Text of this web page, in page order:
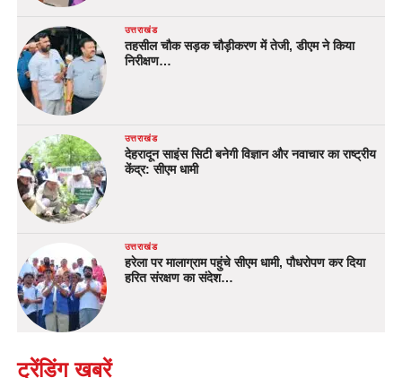
उत्तराखंड
तहसील चौक सड़क चौड़ीकरण में तेजी, डीएम ने किया
निरीक्षण…
उत्तराखंड
देहरादून साइंस सिटी बनेगी विज्ञान और नवाचार का राष्ट्रीय
केंद्र: सीएम धामी
उत्तराखंड
हरेला पर मालाग्राम पहुंचे सीएम धामी, पौधरोपण कर दिया
हरित संरक्षण का संदेश…
ट्रेंडिंग खबरें